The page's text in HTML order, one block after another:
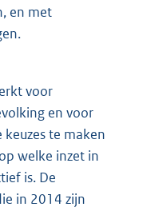
en met
voor
en voor
te maken
welke inzet in
is. De
in 2014 zijn